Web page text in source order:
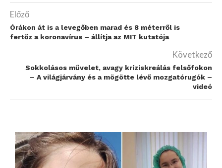
Előző
Órákon át is a levegőben marad és 8 méterről is
fertőz a koronavírus – állítja az MIT kutatója
Következő
Sokkolásos művelet, avagy kríziskreálás felsőfokon
– A világjárvány és a mögötte lévő mozgatórugók –
videó